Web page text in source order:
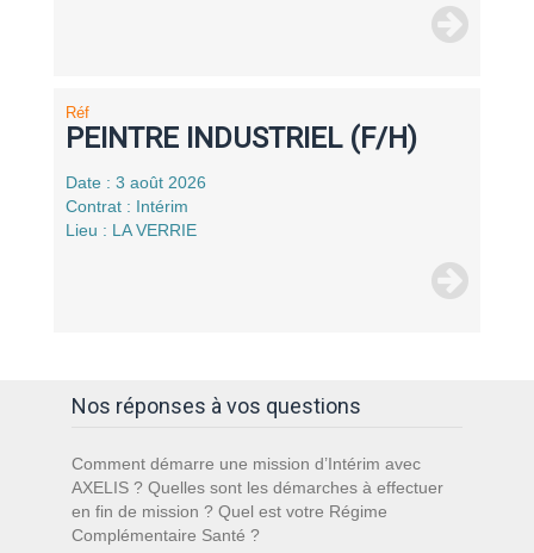
Réf
PEINTRE INDUSTRIEL (F/H)
Date : 3 août 2026
Contrat : Intérim
Lieu : LA VERRIE
Nos réponses à vos questions
Comment démarre une mission d’Intérim avec
AXELIS ? Quelles sont les démarches à effectuer
en fin de mission ? Quel est votre Régime
Complémentaire Santé ?